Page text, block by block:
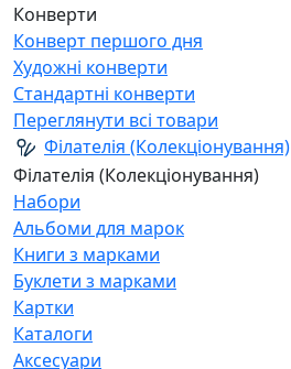
Конверти
Конверт першого дня
Художні конверти
Стандартні конверти
Переглянути всі товари
Філателія (Колекціонування)
Філателія (Колекціонування)
Набори
Альбоми для марок
Книги з марками
Буклети з марками
Картки
Каталоги
Аксесуари